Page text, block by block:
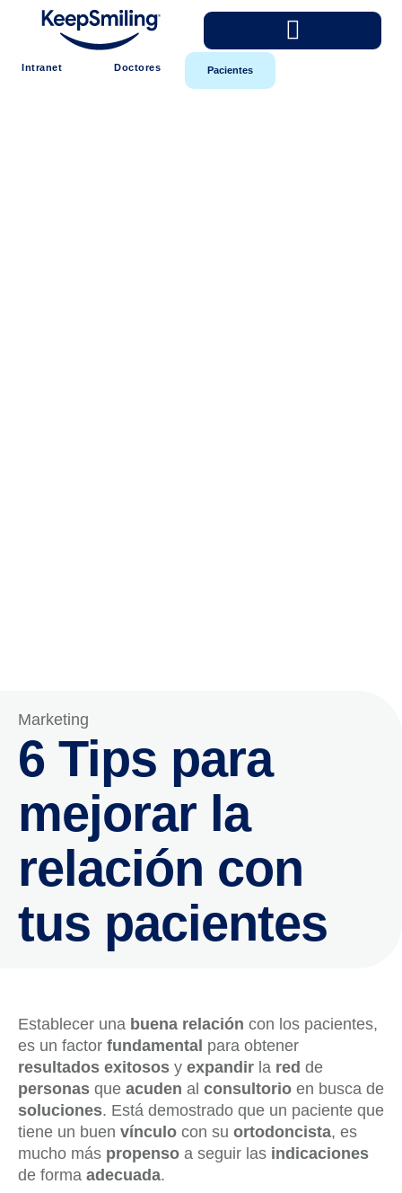
Intranet Doctores Pacientes
Marketing
6 Tips para
mejorar la
relación con
tus pacientes
Establecer una buena relación con los pacientes,
es un factor fundamental para obtener
resultados exitosos y expandir la red de
personas que acuden al consultorio en busca de
soluciones. Está demostrado que un paciente que
tiene un buen vínculo con su ortodoncista, es
mucho más propenso a seguir las indicaciones
de forma adecuada.